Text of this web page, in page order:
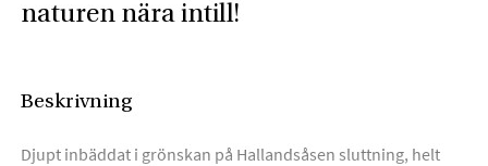
naturen nära intill!
Beskrivning
Djupt inbäddat i grönskan på Hallandsåsen sluttning, helt